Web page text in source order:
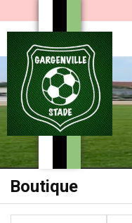
Boutique